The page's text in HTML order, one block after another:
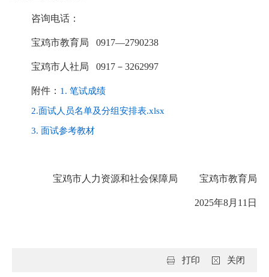
咨询电话：
宝鸡市教育局 0917—2790238
宝鸡市人社局 0917－3262997
附件： 1. 笔试成绩
2.面试人员名单及分组安排表.xlsx
3. 面试参考教材
宝鸡市人力资源和社会保障局 宝鸡市教育局
2025年8月11日
关闭
打印